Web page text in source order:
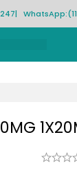
| WhatsApp: